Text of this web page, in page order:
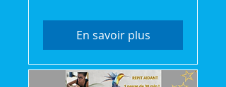
En savoir plus